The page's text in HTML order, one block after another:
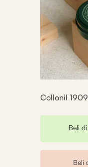
Collonil
Beli
Beli